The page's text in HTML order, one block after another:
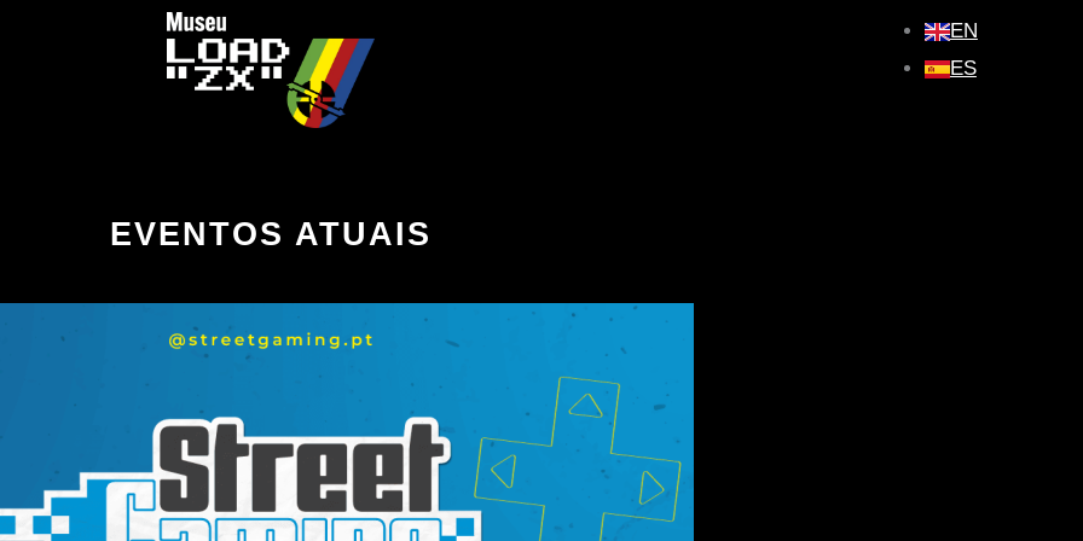
EN
ES
EVENTOS ATUAIS